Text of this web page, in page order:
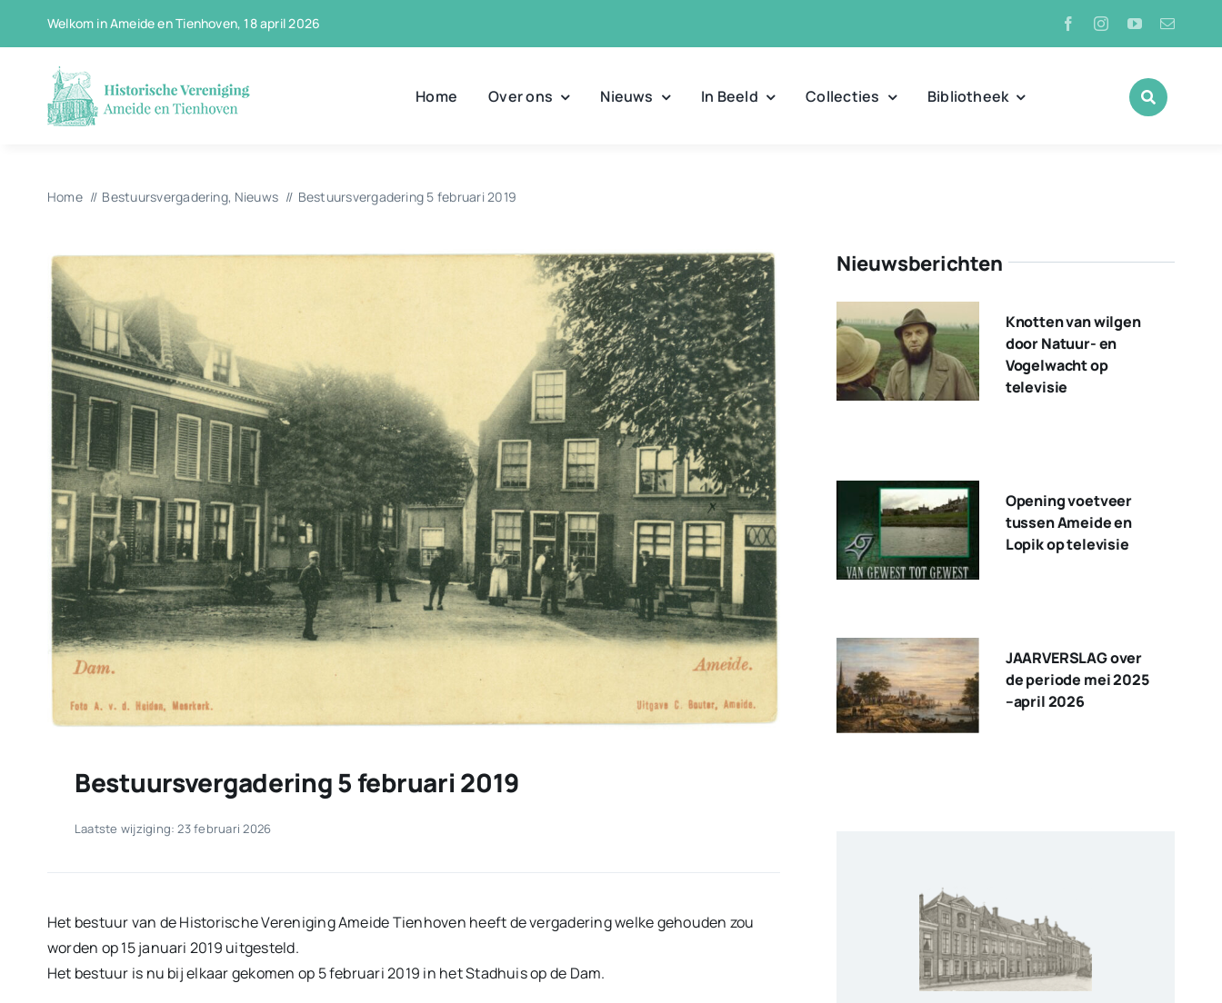
Welkom in Ameide en Tienhoven, 18 april 2026
Home Over ons Nieuws In Beeld Collecties Bibliotheek
Home Bestuursvergadering Nieuws Bestuursvergadering 5 februari 2019
Bestuursvergadering 5 februari 2019
Laatste wijziging: 23 februari 2026
Het bestuur van de Historische Vereniging Ameide Tienhoven heeft de vergadering welke gehouden zou
worden op 15 januari 2019 uitgesteld.
Het bestuur is nu bij elkaar gekomen op 5 februari 2019 in het Stadhuis op de Dam.
Nieuwsberichten
Knotten van wilgen
door Natuur- en
Vogelwacht op
televisie
Opening voetveer
tussen Ameide en
Lopik op televisie
JAARVERSLAG over
de periode mei 2025
–april 2026